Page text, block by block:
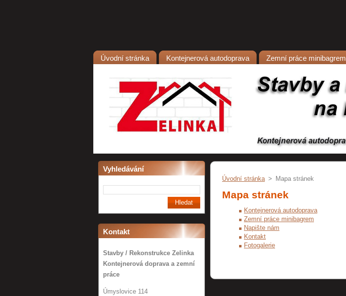
Úvodní stránka Kontejnerová autodoprava Zemní práce minibagrem
Vyhledávání
Kontakt
Stavby / Rekonstrukce Zelinka
Kontejnerová doprava a zemní
práce
Úmyslovice 114
Úvodní stránka > Mapa stránek
Mapa stránek
Kontejnerová autodoprava
Zemní práce minibagrem
Napište nám
Kontakt
Fotogalerie